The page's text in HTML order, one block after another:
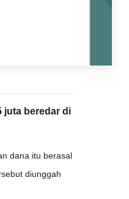
juta beredar di
dana itu berasal
diunggah